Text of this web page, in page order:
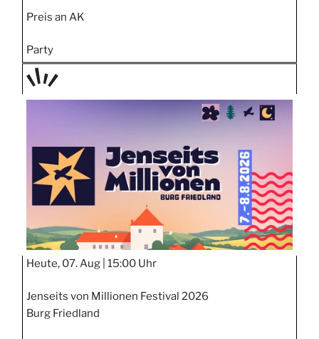
Preis an AK
Party
TAGE
Heute, 07. Aug | 15:00 Uhr
Jenseits von Millionen Festival 2026
Burg Friedland